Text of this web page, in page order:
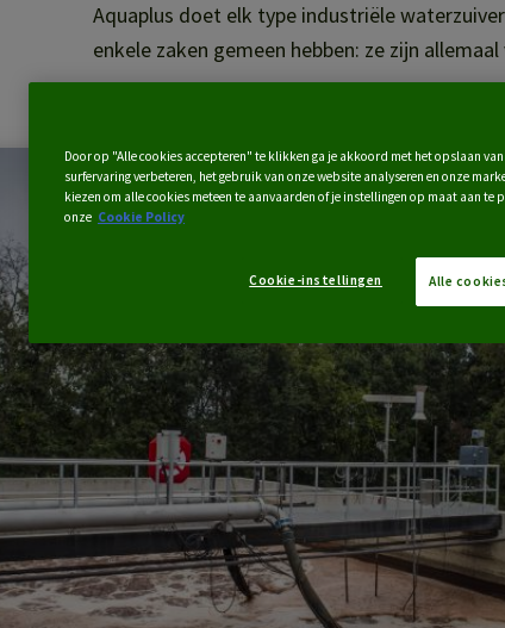
Aquaplus doet elk type industriële
enkele zaken gemeen hebben: ze zijn
Door op "Alle cookies accepteren" te klikken ga je akkoord met het opslaan
surfervaring verbeteren, het gebruik van onze website analyseren en onze
kiezen om alle cookies meteen te aanvaarden of je instellingen op maat aan te
onze Cookie Policy
Alle
Cookie-instellingen